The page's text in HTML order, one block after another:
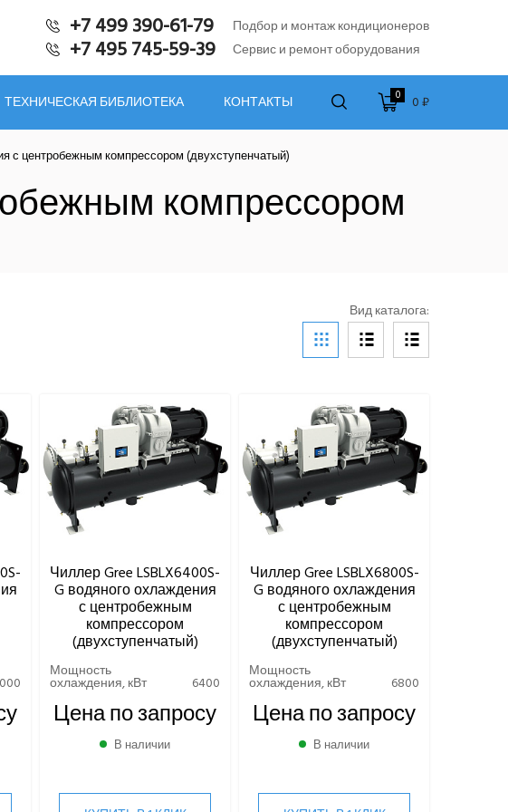
+7 499 390-61-79 Подбор и монтаж кондиционеров
+7 495 745-59-39 Сервис и ремонт оборудования
ТЕХНИЧЕСКАЯ БИБЛИОТЕКА КОНТАКТЫ 0 0 ₽
с центробежным компрессором (двухступенчатый)
компрессором
Вид каталога:
Чиллер Gree LSBLX6400S-
G водяного охлаждения
с центробежным
компрессором
(двухступенчатый)
Мощность
охлаждения, кВт 6400
Цена по запросу
В наличии
Чиллер Gree LSBLX6800S-
G водяного охлаждения
с центробежным
компрессором
(двухступенчатый)
Мощность
охлаждения, кВт 6800
Цена по запросу
В наличии